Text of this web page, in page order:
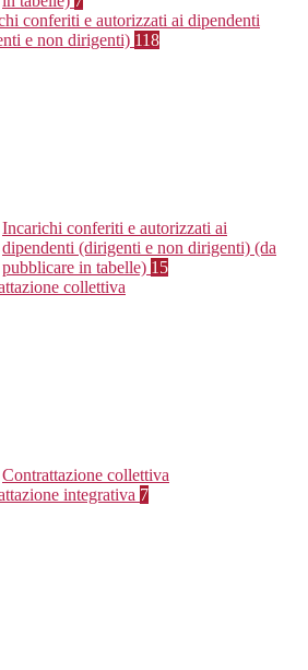
conferiti e autorizzati ai dipendenti
e non dirigenti) 118
Incarichi conferiti e autorizzati ai
dipendenti (dirigenti e non dirigenti) (da
pubblicare in tabelle) 15
collettiva
Contrattazione collettiva
integrativa 7